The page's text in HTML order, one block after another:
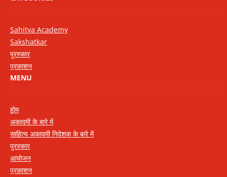
Sahitya Academy
Sakshatkar
पुरस्कार
प्रकाशन
MENU
होम
अकादमी के बारे में
साहित्य अकादमी निदेशक के बारे में
पुरस्कार
आयोजन
प्रकाशन